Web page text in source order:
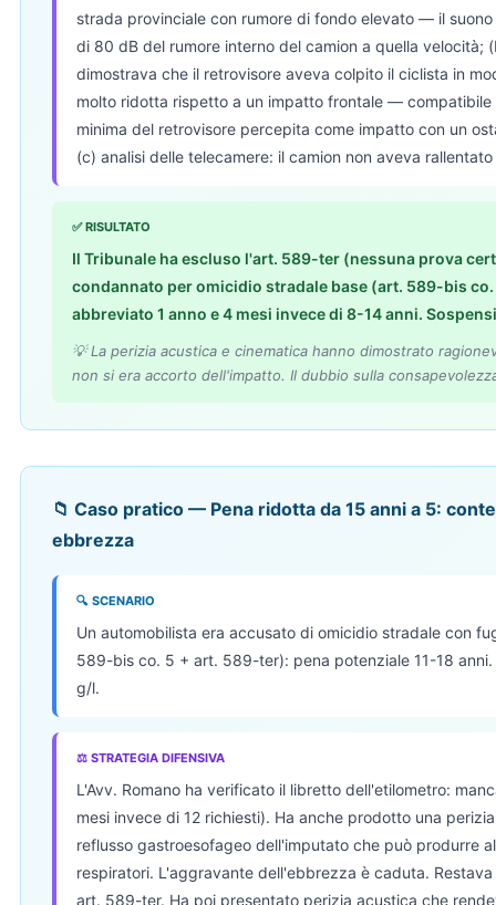
strada provinciale con rumore di fondo elevato — il
di 80 dB del rumore interno del camion a quella velocità;
dimostrava che il retrovisore aveva colpito il ciclista in
molto ridotta rispetto a un impatto frontale — compatibile
minima del retrovisore percepita come impatto con un
(c) analisi delle telecamere: il camion non aveva
✅ RISULTATO
Il Tribunale ha escluso l'art. 589-ter (nessuna prova
condannato per omicidio stradale base (art. 589-bis
abbreviato 1 anno e 4 mesi invece di 8-14 anni.
💡 La perizia acustica e cinematica hanno dimostrato
non si era accorto dell'impatto. Il dubbio sulla
📁 Caso pratico — Pena ridotta da 15 anni a 5:
ebbrezza
🔍 SCENARIO
Un automobilista era accusato di omicidio stradale con
589-bis co. 5 + art. 589-ter): pena potenziale 11-18
g/l.
⚖ STRATEGIA DIFENSIVA
L'Avv. Romano ha verificato il libretto dell'etilometro:
mesi invece di 12 richiesti). Ha anche prodotto una
reflusso gastroesofageo dell'imputato che può produrre
respiratori. L'aggravante dell'ebbrezza è caduta.
art. 589-ter. Ha poi presentato perizia acustica che